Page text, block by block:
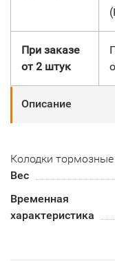
При заказе
от 2 штук
Описание
Колодки тормозные
Вес
Временная
характеристика